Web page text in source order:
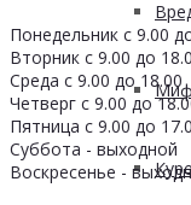
Понедельник с 9.00
Вторник с 9.00 до
Среда с 9.00 до 18.00
Четверг с 9.00 до
Пятница с 9.00 до
Суббота - выходной
Воскресенье -